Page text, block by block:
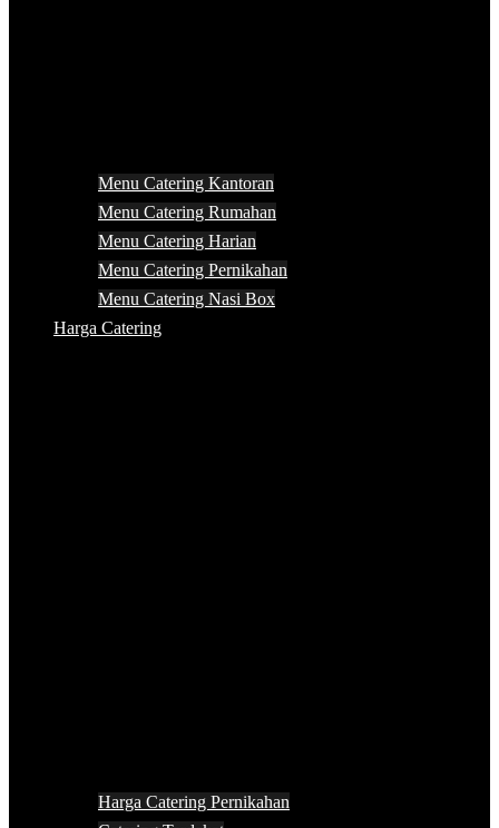
Menu Catering Kantoran
Menu Catering Rumahan
Menu Catering Harian
Menu Catering Pernikahan
Menu Catering Nasi Box
Harga Catering
Harga Catering Pernikahan